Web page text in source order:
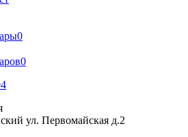
0
0
ул. Первомайская д.2